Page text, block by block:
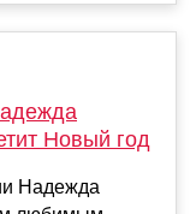
Новый год
Надежда